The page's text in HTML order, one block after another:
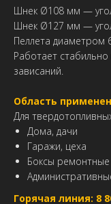
Шнек Ø108 мм —
Шнек Ø127 мм —
Пеллета диаметром
Работает
зависаний.
Область
Для
Дома, дачи
Гаражи, цеха
Боксы ремонтные
Горячая линия: 8